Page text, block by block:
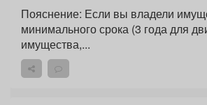
Пояснение: Если вы владели
минимального срока (3 года для
имущества,...